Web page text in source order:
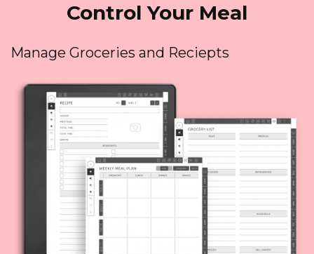
Control Your Meal
Manage Groceries and Reciepts